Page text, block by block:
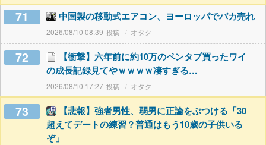
71 中国製の移動式エアコン、ヨーロッパでバカ売れ
2026/08/10 08:39 オタク
72
【衝撃】六年前に約10万のペンタブ買ったワイ
の成長記録見てやｗｗｗｗ凄すぎる…
2026/08/10 17:27 オタク
73
【悲報】強者男性、弱男に正論をぶつける「30
超えてデートの練習？普通はもう10歳の子供いる
ぞ」